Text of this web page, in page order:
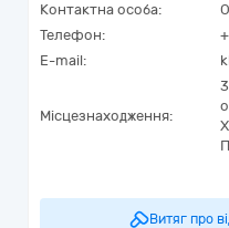
Контактна особа:
Телефон:
E-mail:
Місцезнаходження:
Витяг про